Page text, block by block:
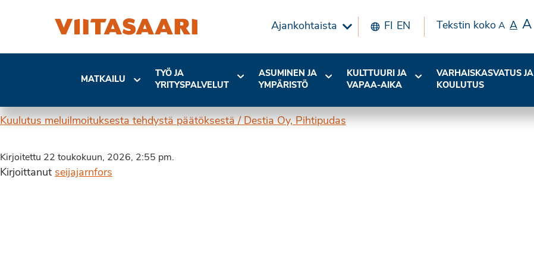
Ajankohtaista FI EN Tekstin koko A A A
MATKAILU
TYÖ JA
YRITYSPALVELUT
ASUMINEN JA
YMPÄRISTÖ
KULTTUURI JA
VAPAA-AIKA
VARHAISKASVATUS JA
KOULUTUS
Kuulutus meluilmoituksesta tehdystä päätöksestä / Destia Oy, Pihtipudas
Kirjoitettu 22 toukokuun, 2026, 2:55 pm.
Kirjoittanut seijajarnfors